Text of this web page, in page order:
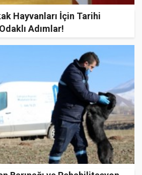
Hayvanları İçin Tarihi
Adımlar!